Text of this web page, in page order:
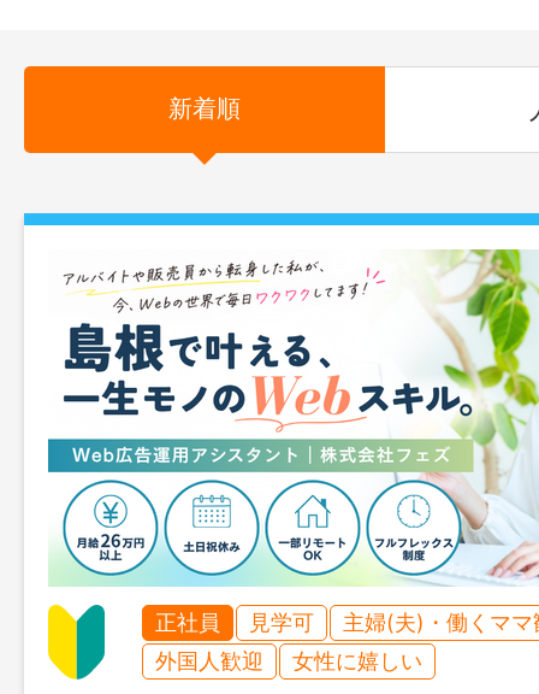
新着順
正社員 見学可
主婦(夫)・働くママ
外国人歓迎
女性に嬉しい